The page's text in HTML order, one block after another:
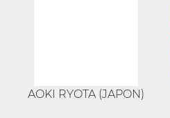
AOKI RYOTA (JAPON)